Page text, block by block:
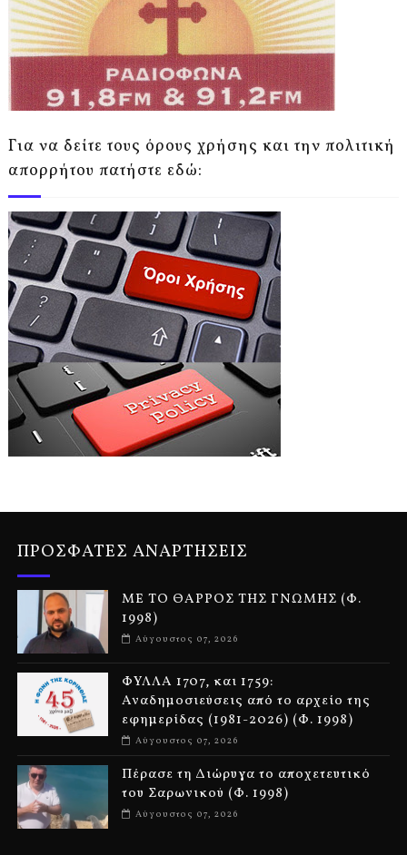
Για να δείτε τους όρους χρήσης και την πολιτική
απορρήτου πατήστε εδώ:
ΠΡΟΣΦΑΤΕΣ ΑΝΑΡΤΗΣΕΙΣ
ΜΕ ΤΟ ΘΑΡΡΟΣ ΤΗΣ ΓΝΩΜΗΣ (Φ.
1998)
Αύγουστος 07, 2026
ΦΥΛΛΑ 1707, και 1759:
Αναδημοσιεύσεις από το αρχείο της
εφημερίδας (1981-2026) (Φ. 1998)
Αύγουστος 07, 2026
Πέρασε τη Διώρυγα το αποχετευτικό
του Σαρωνικού (Φ. 1998)
Αύγουστος 07, 2026